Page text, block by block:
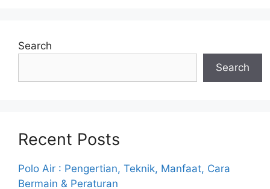
Search
Search
Recent Posts
Polo Air : Pengertian, Teknik, Manfaat, Cara
Bermain & Peraturan